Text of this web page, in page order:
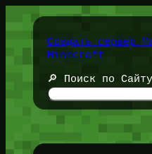
содержимомуСоздать сервер
Minecraft
🔎 Поиск по Сайту